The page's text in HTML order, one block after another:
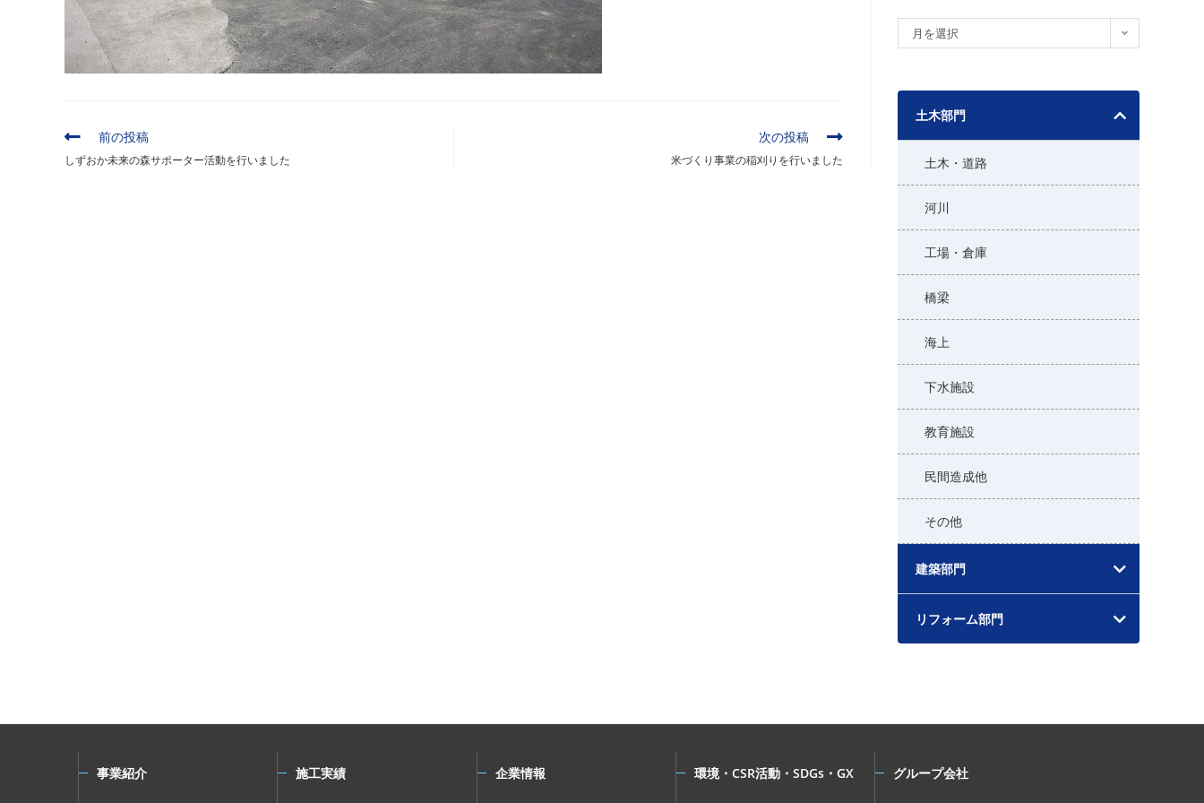
そ
の
他
前の投稿
しずおか未来の森サポーター活動を行いました
次の投稿
米づくり事業の稲刈りを行いました
ー
イ
月を選択
土木部門
土木・道路
河川
工場・倉庫
橋梁
海上
下水施設
教育施設
民間造成他
その他
建築部門
リフォーム部門
事業紹介 施工実績 企業情報 環境・CSR活動・SDGs・GX グループ会社